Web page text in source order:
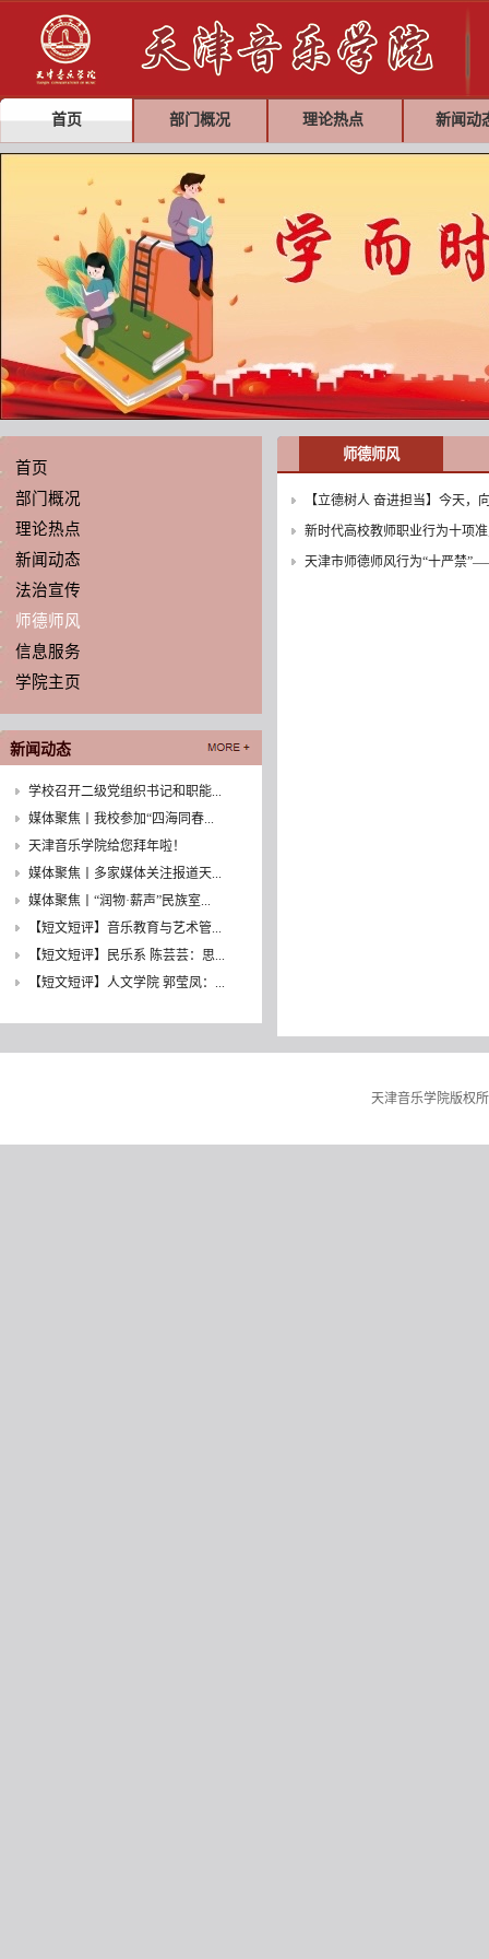
首页 部门概况 理论热点 新闻动
首页
部门概况
理论热点
新闻动态
法治宣传
师德师风
信息服务
学院主页
新闻动态
学校召开二级党组织书记和职能...
媒体聚焦丨我校参加“四海同春...
天津音乐学院给您拜年啦！
媒体聚焦丨多家媒体关注报道天...
媒体聚焦丨“润物·薪声”民族室...
【短文短评】音乐教育与艺术管...
【短文短评】民乐系 陈芸芸：思...
【短文短评】人文学院 郭莹凤：...
师德师风
【立德树人 奋进担当】今天，
新时代高校教师职业行为十项
天津市师德师风行为“十严禁
天津音乐学院版权